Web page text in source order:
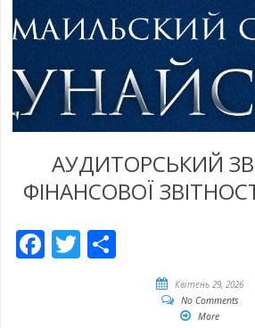
АУДИТОРСЬКИЙ
ФІНАНСОВОЇ
Facebook
Twitter
Квітень 29, 2026
No Comments
More